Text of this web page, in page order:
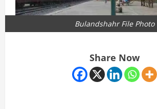
Bulandshahr File Photo
Share Now